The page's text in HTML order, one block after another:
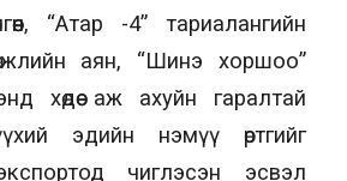
“Атар -4” тариалангийн
аян, “Шинэ хоршоо”
хөдөө аж ахуйн гаралтай
эдийн нэмүү өртгийг
чиглэсэн эсвэл